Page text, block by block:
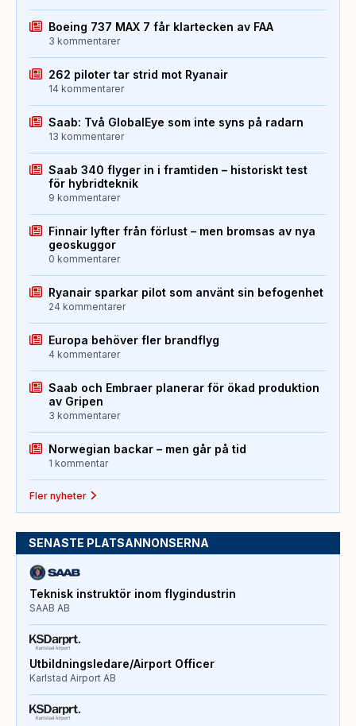
Boeing 737 MAX 7 får klartecken av FAA
3 kommentarer
262 piloter tar strid mot Ryanair
14 kommentarer
Saab: Två GlobalEye som inte syns på radarn
13 kommentarer
Saab 340 flyger in i framtiden – historiskt test
för hybridteknik
9 kommentarer
Finnair lyfter från förlust – men bromsas av nya
geoskuggor
0 kommentarer
Ryanair sparkar pilot som använt sin befogenhet
24 kommentarer
Europa behöver fler brandflyg
4 kommentarer
Saab och Embraer planerar för ökad produktion
av Gripen
3 kommentarer
Norwegian backar – men går på tid
1 kommentar
Fler nyheter
SENASTE PLATSANNONSERNA
Teknisk instruktör inom flygindustrin
SAAB AB
Utbildningsledare/Airport Officer
Karlstad Airport AB